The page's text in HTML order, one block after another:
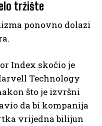
tržište
ponovno dolazi
Index skočio je
Technology
što je izvršni
da bi kompanija
vrijedna bilijun